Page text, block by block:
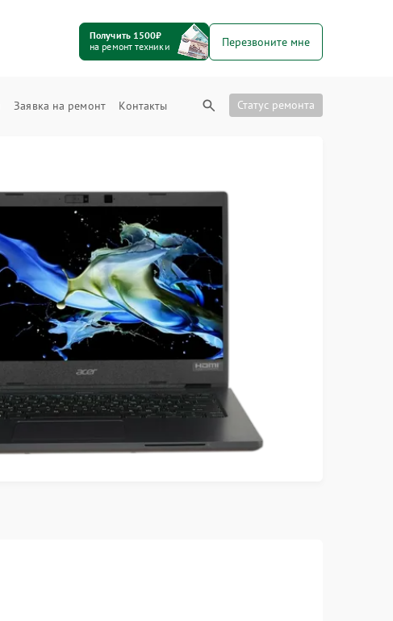
Получить 1500₽
на ремонт техники
Перезвоните мне
Заявка на ремонт Контакты Статус ремонта